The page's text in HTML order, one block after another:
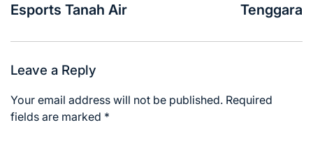
Esports Tanah Air
Tenggara
Leave a Reply
Your email address will not be published. Required
fields are marked *